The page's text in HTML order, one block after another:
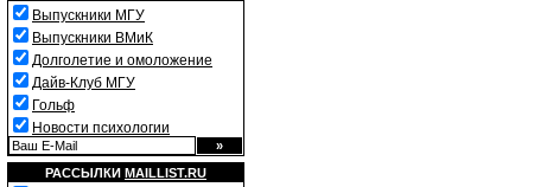
Выпускники МГУ
Выпускники ВМиК
Долголетие и омоложение
Дайв-Клуб МГУ
Гольф
Новости психологии
РАССЫЛКИ MAILLIST.RU